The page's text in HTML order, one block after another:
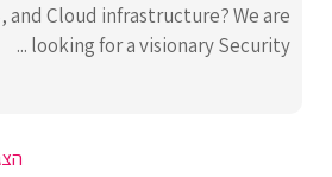
and Cloud infrastructure? We are
looking for a visionary Security ...